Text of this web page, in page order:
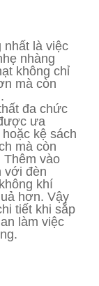
nhất là việc
nhàng
không chỉ
mà còn
đa chức
ưa
kệ sách
mà còn
Thêm vào
với đèn
khí
hơn. Vậy
tiết khi sắp
làm việc